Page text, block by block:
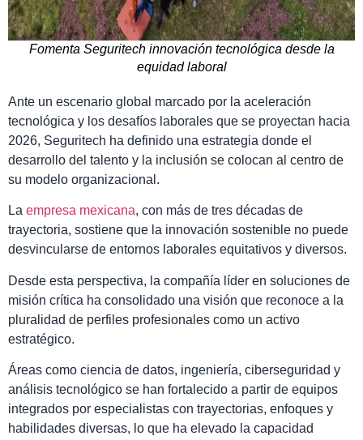
Fomenta Seguritech innovación tecnológica desde la
equidad laboral
Ante un escenario global marcado por la aceleración
tecnológica y los desafíos laborales que se proyectan hacia
2026, Seguritech ha definido una estrategia donde el
desarrollo del talento y la inclusión se colocan al centro de
su modelo organizacional.
La empresa mexicana, con más de tres décadas de
trayectoria, sostiene que la innovación sostenible no puede
desvincularse de entornos laborales equitativos y diversos.
Desde esta perspectiva, la compañía líder en soluciones de
misión crítica ha consolidado una visión que reconoce a la
pluralidad de perfiles profesionales como un activo
estratégico.
Áreas como ciencia de datos, ingeniería, ciberseguridad y
análisis tecnológico se han fortalecido a partir de equipos
integrados por especialistas con trayectorias, enfoques y
habilidades diversas, lo que ha elevado la capacidad